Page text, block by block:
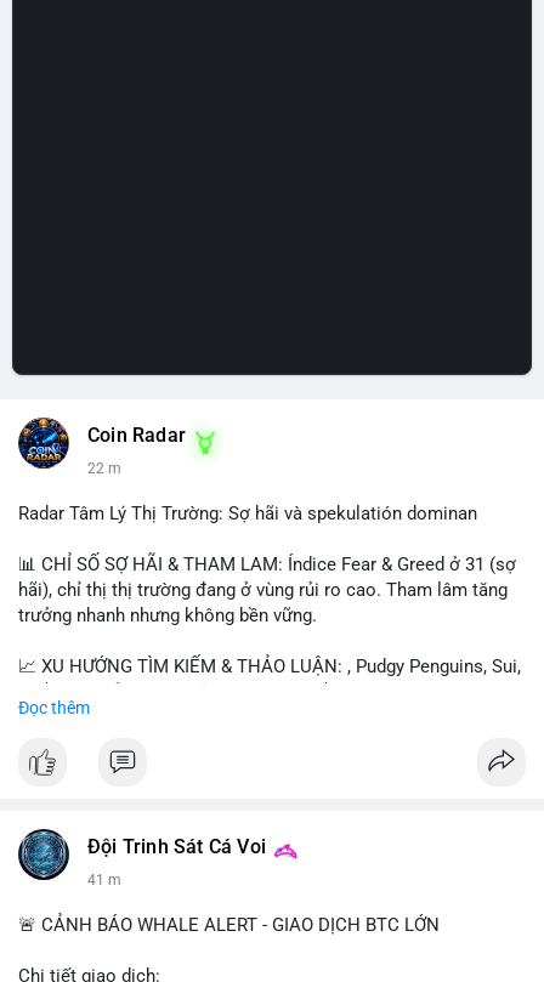
Coin Radar
22 m
Radar Tâm Lý Thị Trường: Sợ hãi và spekulatión dominan
📊 CHỈ SỐ SỢ HÃI & THAM LAM: Índice Fear & Greed ở 31 (sợ
hãi), chỉ thị thị trường đang ở vùng rủi ro cao. Tham lâm tăng
trưởng nhanh nhưng không bền vững.
📈 XU HƯỚNG TÌM KIẾM & THẢO LUẬN: , Pudgy Penguins, Sui,
hấp dẫn. BTC vẫn là điểm nhấn nhưng ít được thảo luận so với
tăng x10", và "BICO về bờ 2-2-2026". Bàn tán nhiều về thời gian
cầm tài sản.
💡 NHẬN ĐỊNH & KHUYẾN NGHỊ: Thị trường đang trong giai
Tâm lý ngắn hạn biến động mạnh do sự kết hợp giữa sợ hãi và
Đọc thêm
Đội Trinh Sát Cá Voi
41 m
🚨 CẢNH BÁO WHALE ALERT - GIAO DỊCH BTC LỚN
Chi tiết giao dịch: